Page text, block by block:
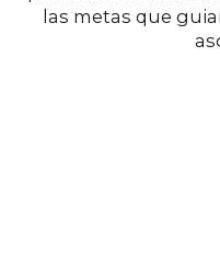
las metas que